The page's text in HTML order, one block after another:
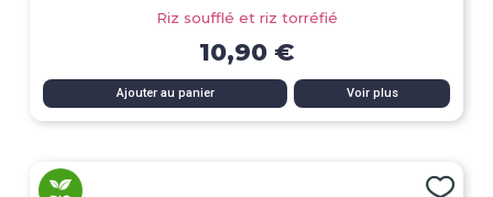
Riz soufflé et riz torréfié
10,90 €
Ajouter au panier Voir plus